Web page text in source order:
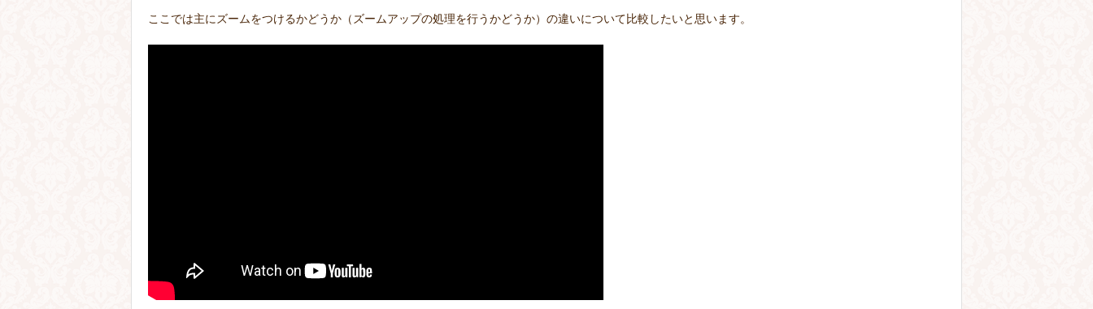
ここでは主にズームをつけるかどうか（ズームアップの処理を行うかどうか）の違いについて比較したいと思います。